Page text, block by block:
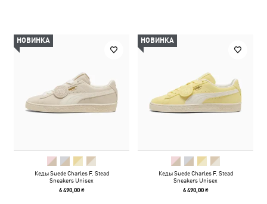
НОВИНКА
Кеды Suede Charles F. Stead
Sneakers Unisex
6 490,00 ₴
НОВИНКА
Кеды Suede Charles F. Stead
Sneakers Unisex
6 490,00 ₴